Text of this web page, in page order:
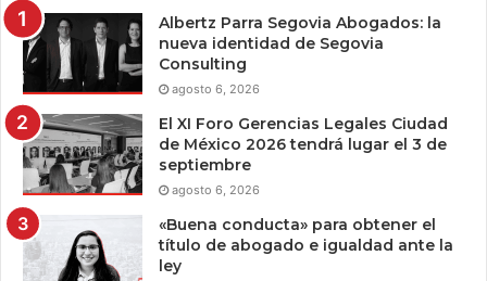
Albertz Parra Segovia Abogados: la
nueva identidad de Segovia
Consulting
agosto 6, 2026
El XI Foro Gerencias Legales Ciudad
de México 2026 tendrá lugar el 3 de
septiembre
agosto 6, 2026
«Buena conducta» para obtener el
título de abogado e igualdad ante la
ley